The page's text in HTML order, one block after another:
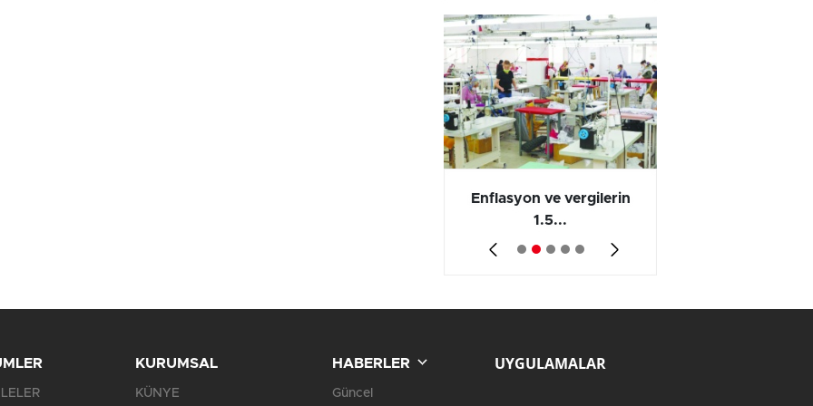
Enflasyon ve vergilerin
1.5...
KURUMSAL
KÜNYE
HABERLER
Güncel
UYGULAMALAR